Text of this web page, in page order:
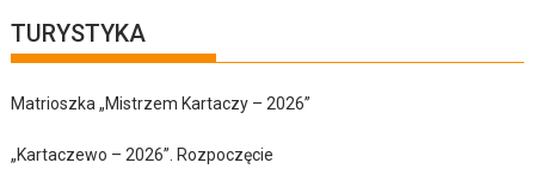
TURYSTYKA
Matrioszka „Mistrzem Kartaczy – 2026”
„Kartaczewo – 2026”. Rozpoczęcie